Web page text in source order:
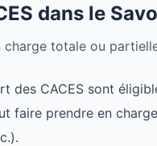
dans le
totale ou
des CACES sont
faire prendre en